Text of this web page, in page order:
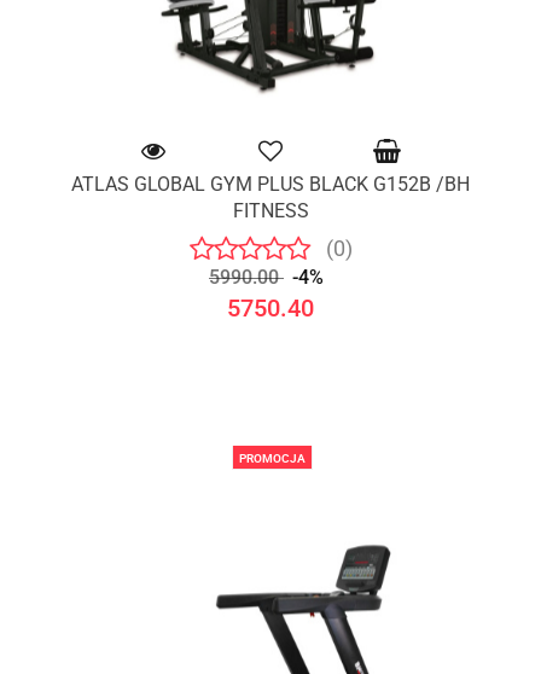
ATLAS GLOBAL GYM PLUS BLACK G152B /BH
FITNESS
(0)
5990.00 -4%
5750.40
PROMOCJA